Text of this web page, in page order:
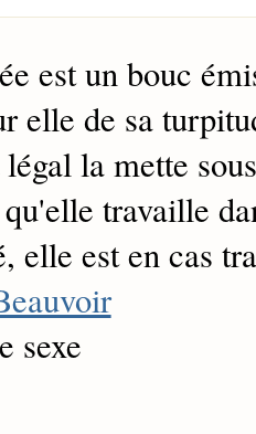
est un bouc
elle de sa
la mette
travaille
elle est en cas
sexe